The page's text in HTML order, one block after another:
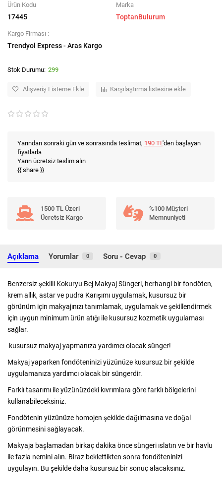
Ürün Kodu
17445
Marka
ToptanBulurum
Kargo Firması :
Trendyol Express - Aras Kargo
299
Alışveriş Listeme Ekle Karşılaştırma listesine ekle
Yarından sonraki gün ve sonrasında teslimat, 190 TL'den başlayan
fiyatlarla
Yarın ücretsiz teslim alın
{{ share }}
1500 TL Üzeri
Ücretsiz Kargo
%100 Müşteri
Memnuniyeti
Açıklama Yorumlar 0 Soru - Cevap 0
Benzersiz şekilli Kokuryu Bej Makyaj Süngeri, herhangi bir fondöten,
krem allık, astar ve pudra Karışımı uygulamak, kusursuz bir
görünüm için makyajınızı tanımlamak, uygulamak ve şekillendirmek
için uygun minimum ürün atığı ile kusursuz kozmetik uygulaması
sağlar.
kusursuz makyaj yapmanıza yardımcı olacak sünger!
Makyaj yaparken fondöteninizi yüzünüze kusursuz bir şekilde
uygulamanıza yardımcı olacak bir süngerdir.
Farklı tasarımı ile yüzünüzdeki kıvrımlara göre farklı bölgelerini
kullanabileceksiniz.
Fondötenin yüzünüze homojen şekilde dağılmasına ve doğal
görünmesini sağlayacak.
Makyaja başlamadan birkaç dakika önce süngeri ıslatın ve bir havlu
ile fazla nemini alın. Biraz beklettikten sonra fondöteninizi
uygulayın. Bu şekilde daha kusursuz bir sonuç alacaksınız.